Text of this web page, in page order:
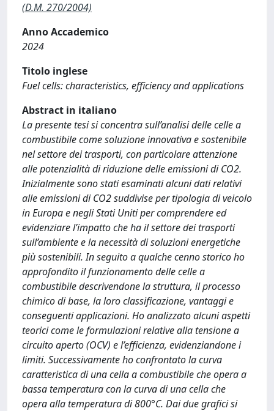
(D.M. 270/2004)
Anno Accademico
2024
Titolo inglese
Fuel cells: characteristics, efficiency and applications
Abstract in italiano
La presente tesi si concentra sull’analisi delle celle a
combustibile come soluzione innovativa e sostenibile
nel settore dei trasporti, con particolare attenzione
alle potenzialità di riduzione delle emissioni di CO2.
Inizialmente sono stati esaminati alcuni dati relativi
alle emissioni di CO2 suddivise per tipologia di veicolo
in Europa e negli Stati Uniti per comprendere ed
evidenziare l’impatto che ha il settore dei trasporti
sull’ambiente e la necessità di soluzioni energetiche
più sostenibili. In seguito a qualche cenno storico ho
approfondito il funzionamento delle celle a
combustibile descrivendone la struttura, il processo
chimico di base, la loro classificazione, vantaggi e
conseguenti applicazioni. Ho analizzato alcuni aspetti
teorici come le formulazioni relative alla tensione a
circuito aperto (OCV) e l’efficienza, evidenziandone i
limiti. Successivamente ho confrontato la curva
caratteristica di una cella a combustibile che opera a
bassa temperatura con la curva di una cella che
opera alla temperatura di 800°C. Dai due grafici si